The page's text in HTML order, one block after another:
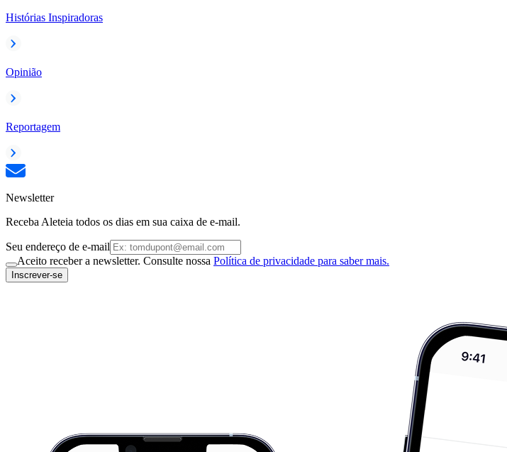
Histórias Inspiradoras
Opinião
Reportagem
Newsletter
Receba Aleteia todos os dias em sua caixa de e-mail.
Seu endereço de e-mail
Aceito receber a newsletter. Consulte nossa Política de privacidade para saber mais.
Inscrever-se